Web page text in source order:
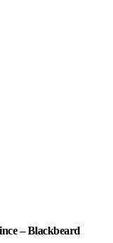
– Blackbeard